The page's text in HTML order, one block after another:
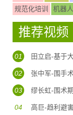
规范化培训
机器
推荐视频
01 田立启-基于大数据
02 张中军-围手
03 缪长虹-围术
04 高巨-趋利避害